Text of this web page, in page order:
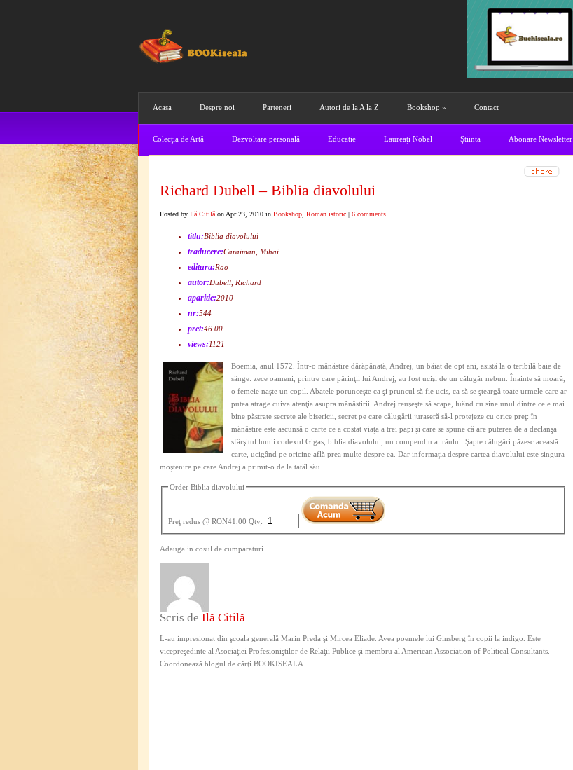
Acasa Despre noi Parteneri Autori de la A la Z Bookshop » Contact
Colecţia de Artă Dezvoltare personală Educatie Laureaţi Nobel Ştiinta Abonare Newsletter
Richard Dubell – Biblia diavolului
Posted by Ilă Citilă on Apr 23, 2010 in Bookshop Roman istoric | 6 comments
titlu:Biblia diavolului
traducere:Caraiman, Mihai
editura:Rao
autor:Dubell, Richard
aparitie:2010
nr:544
pret:46.00
views:1121
Boemia, anul 1572. Într-o mănăstire dărăpănată, Andrej, un băiat de opt ani, asistă la o teribilă baie de
sânge: zece oameni, printre care părinţii lui Andrej, au fost ucişi de un călugăr nebun. Înainte să moară,
o femeie naşte un copil. Abatele porunceşte ca şi pruncul să fie ucis, ca să se şteargă toate urmele care ar
putea atrage cuiva atenţia asupra mănăstirii. Andrej reuşeşte să scape, luând cu sine unul dintre cele mai
bine păstrate secrete ale bisericii, secret pe care călugării juraseră să-l protejeze cu orice preţ: în
mănăstire este ascunsă o carte ce a costat viaţa a trei papi şi care se spune că are puterea de a declanşa
sfârşitul lumii codexul Gigas, biblia diavolului, un compendiu al răului. Şapte călugări păzesc această
carte, ucigând pe oricine află prea multe despre ea. Dar informaţia despre cartea diavolului este singura
moştenire pe care Andrej a primit-o de la tatăl său…
Order Biblia diavolului
Preţ redus @ RON41,00 Qty:
Adauga in cosul de cumparaturi.
Scris de Ilă Citilă
L-au impresionat din şcoala generală Marin Preda şi Mircea Eliade. Avea poemele lui Ginsberg în copii la indigo. Este
vicepreşedinte al Asociaţiei Profesioniştilor de Relaţii Publice şi membru al American Association of Political Consultants.
Coordonează blogul de cărţi BOOKISEALA.